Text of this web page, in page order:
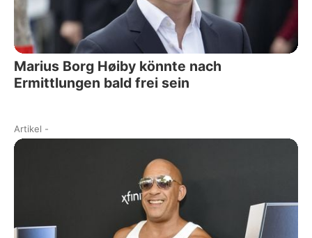
Marius Borg Høiby könnte nach
Ermittlungen bald frei sein
Artikel -